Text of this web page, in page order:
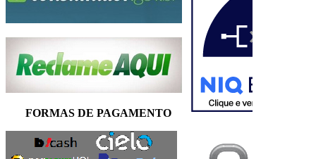
FORMAS DE PAGAMENTO